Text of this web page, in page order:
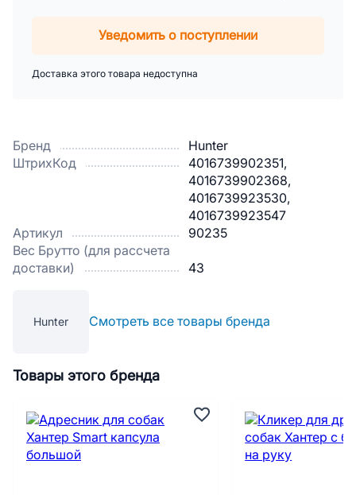
Бренд
Hunter
ШтрихКод
4016739902351,
4016739902368,
4016739923530,
4016739923547
Артикул
90235
Вес Брутто (для рассчета
доставки)
43
Hunter Смотреть все товары бренда
Уведомить о поступлении
Доставка этого товара недоступна
Товары этого бренда